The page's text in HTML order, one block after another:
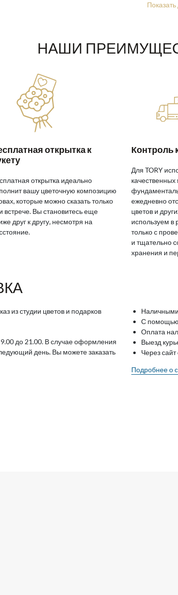
НАШИ
открытка к
открытка идеально
вашу цветочную композицию
которые можно сказать только
встрече. Вы становитесь еще
друг к другу, несмотря на
Контроль
Для TORY
ежедневно
цветов и
используем в
только с
и тщательно
хранения и
из студии цветов и подарков
до 21.00. В случае оформления
день. Вы можете заказать
Наличными
С помощью
Оплата
Выезд
Через
Подробнее о